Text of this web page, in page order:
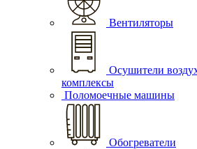
Вентиляторы
Осушители
комплексы
Поломоечные машины
Обогреватели